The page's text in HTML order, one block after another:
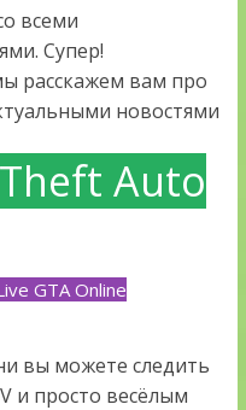
всеми
Супер!
расскажем вам про
новостями
Auto
GTA Online
вы можете следить
и просто весёлым